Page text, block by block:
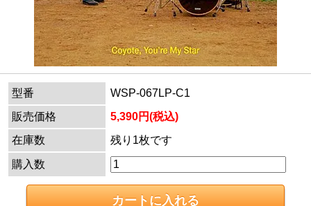
型番
WSP-067LP-C1
販売価格
5,390円(税込)
在庫数
残り1枚です
購入数